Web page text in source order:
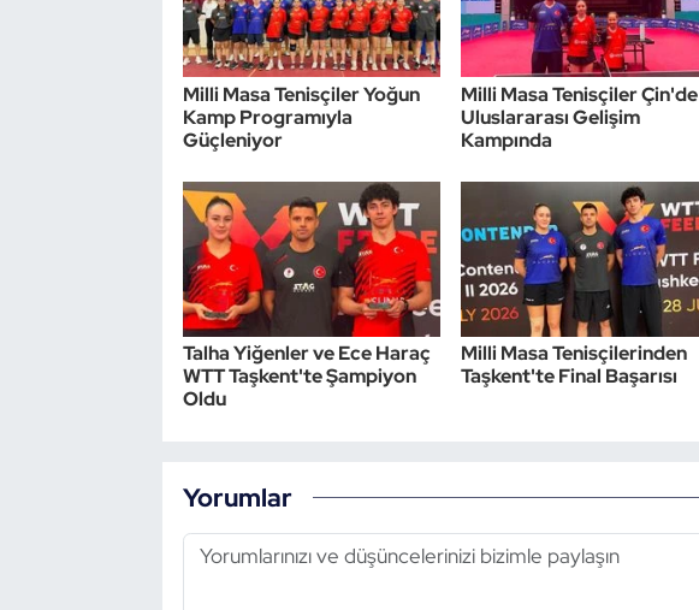
Milli Masa Tenisçiler Yoğun
Kamp Programıyla
Güçleniyor
Milli Masa Tenisçiler Çin'de
Uluslararası Gelişim
Kampında
Talha Yiğenler ve Ece Haraç
WTT Taşkent'te Şampiyon
Oldu
Milli Masa Tenisçilerinden
Taşkent'te Final Başarısı
Yorumlar